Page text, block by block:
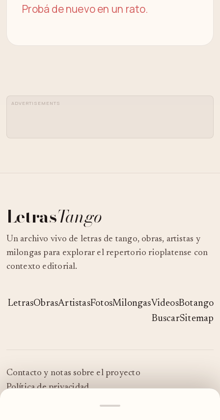
Probá de nuevo en un rato.
ADVERTISEMENTS
LetrasTango
Un archivo vivo de letras de tango, obras, artistas y
milongas para explorar el repertorio rioplatense con
contexto editorial.
LetrasObrasArtistasFotosMilongasVideosBotango
BuscarSitemap
Contacto y notas sobre el proyecto
Política de privacidad